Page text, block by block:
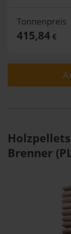
Tonnenpreis
415,84€
Brenner